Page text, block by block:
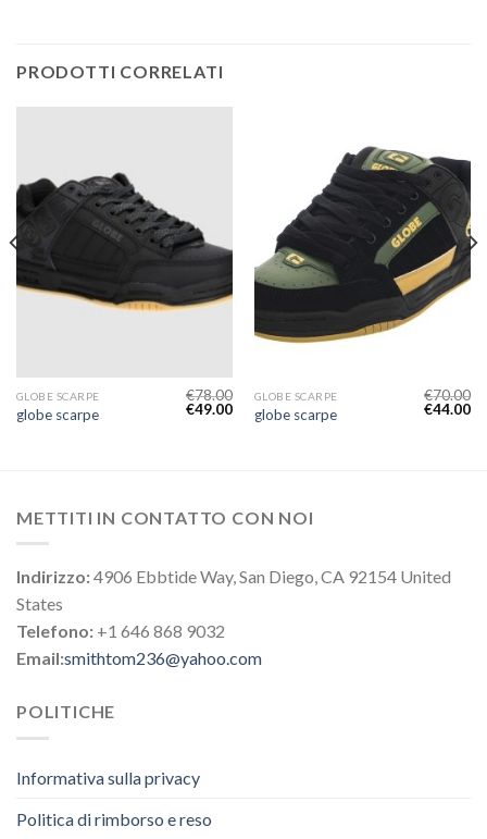
PRODOTTI CORRELATI
GLOBE SCARPE
globe scarpe
€78.00
€49.00
GLOBE SCARPE
globe scarpe
€70.00
€44.00
METTITI IN CONTATTO CON NOI
Indirizzo:4906 Ebbtide Way, San Diego, CA 92154 United
States
Telefono: +1 646 868 9032
Email:smithtom236@yahoo.com
POLITICHE
Informativa sulla privacy
Politica di rimborso e reso